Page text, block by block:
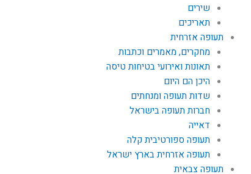
שירים
תאריכים
תעופה אזרחית
מחקרים, מאמרים וכתבות
תאונות ואירועי בטיחות טיסה
היכן הם היום
שדות תעופה ומנחתים
חברות תעופה בישראל
דאייה
תעופה ספורטיבית קלה
תעופה אזרחית בארץ ישראל
תעופה צבאית